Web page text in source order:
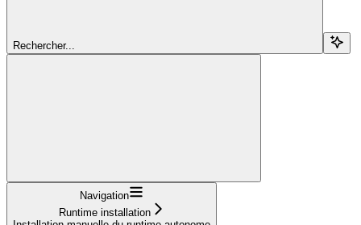
Rechercher...
Navigation
Runtime installation